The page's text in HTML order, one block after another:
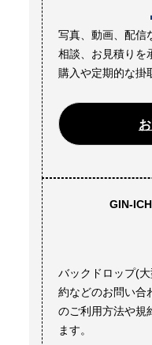
写真、動画、配信
相談、お見積りを
購入や定期的な掛
GIN-
バックドロップ(
約などのお問い合
のご利用方法や規
ます。